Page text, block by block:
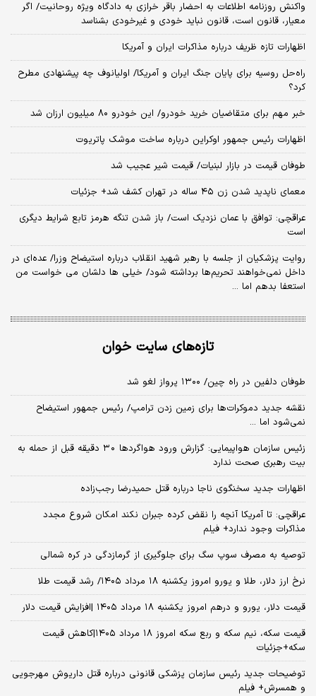
واکنش روزنامه اطلاعات به احضار باقر خرازی به دادگاه ویژه روحانیت/ اگر
معیار، قانون است، قانون نباید خودی و غیرخودی بشناسد
اظهارات تازه ظریف درباره مذاکرات ایران و آمریکا
راه‌حل روسیه برای پایان جنگ ایران و آمریکا/ اولیانوف چه پیشنهادی مطرح
کرد؟
خبر مهم برای متقاضیان خرید خودرو/ این خودرو ۸۰ میلیون ارزان شد
اظهارات رئیس جمهور اوکراین درباره ساخت موشک پاتریوت
طوفان قیمت در بازار لبنیات/ قیمت شیر عجیب شد
معمای ناپدید شدن زن ۴۵ ساله در تهران کشف شد+ جزئیات
عراقچی: توافق با عمان نزدیک است/ باز شدن تنگه هرمز تابع شرایط دیگری
است
روایت پزشکیان از جلسه با رهبر شهید انقلاب درباره استیضاح وزرا/ عده‌ای در
داخل نمی‌خواهند تحریم‌ها برداشته شود/ خیلی ها دلشان می خواست من
استعفا بدهم اما ...
تازه‌های سایت خوان
طوفان دلفین در راه چین/ ۱۳۰۰ پرواز لغو شد
نقشه جدید دموکرات‌ها برای زمین زدن ترامپ/ رئیس جمهور استیضاح
نمی‌شود اما ...
زئیس سازمان هواپیمایی: گزارش ورود هواگردها ٣٠ دقیقه قبل از حمله به
بیت رهبری صحت ندارد
اظهارات جدید سخنگوی ناجا درباره قتل حمیدرضا رجب‌زاده
عراقچی: تا آمریکا آنچه را نقض کرده جبران نکند امکان شروع مجدد
مذاکرات وجود ندارد+ فیلم
توصیه به مصرف سوپ سگ برای جلوگیری از گرمازدگی در کره شمالی
نرخ ارز دلار، طلا و یورو امروز یکشنبه ۱۸ مرداد ۱۴۰۵/ رشد قیمت طلا
قیمت دلار، یورو و درهم امروز یکشنبه ۱۸ مرداد ۱۴۰۵ |افزایش قیمت دلار
قیمت سکه، نیم سکه و ربع سکه امروز ۱۸ مرداد ۱۴۰۵|کاهش قیمت
سکه+جزئیات
توضیحات جدید رئیس سازمان پزشکی قانونی درباره قتل داریوش مهرجویی
و همسرش+ فیلم